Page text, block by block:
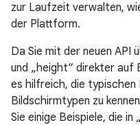
zur Laufzeit verwalten,
der Plattform.
Da Sie mit der neuen API
und „height“ direkter auf
es hilfreich, die typischen
Bildschirmtypen zu
Sie einige Beispiele, die in